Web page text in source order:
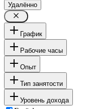
Удалённо
График
Рабочие часы
Опыт
Тип занятости
Уровень дохода